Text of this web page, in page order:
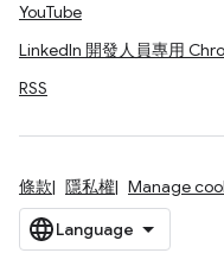
YouTube
LinkedIn 開發人員專用
RSS
條款 隱私權 Manage